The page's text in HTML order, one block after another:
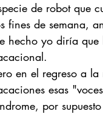
de robot que
fines de semana,
hecho yo diría que
en el regreso a
esas
por